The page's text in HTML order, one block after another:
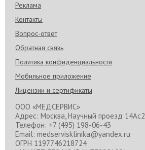
Реклама
Контакты
Вопрос-ответ
Обратная связь
Политика конфиденциальности
Мобильное приложение
Лицензии и сертификаты
ООО «МЕДСЕРВИС»
Адрес: Москва, Научный проезд 14Ас2
Телефон: +7 (495) 198-06-43
Email: medservisklinika@yandex.ru
ОГРН 1197746218724